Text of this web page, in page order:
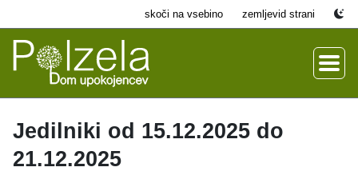
skoči na vsebino zemljevid strani
Jedilniki od 15.12.2025 do
21.12.2025